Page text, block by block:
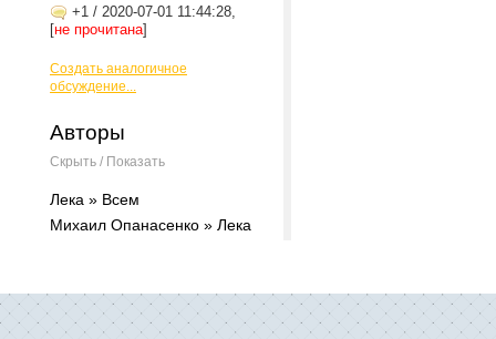
+1 / 2020-07-01 11:44:28,
[не прочитана]
Создать аналогичное
обсуждение...
Авторы
Скрыть / Показать
Лека » Всем
Михаил Опанасенко » Лека